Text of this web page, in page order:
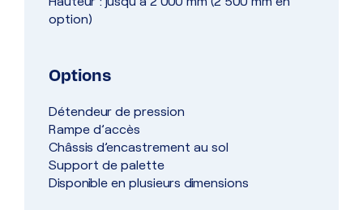
option)
Options
Détendeur de pression
Rampe d’accès
Châssis d’encastrement au sol
Support de palette
Disponible en plusieurs dimensions